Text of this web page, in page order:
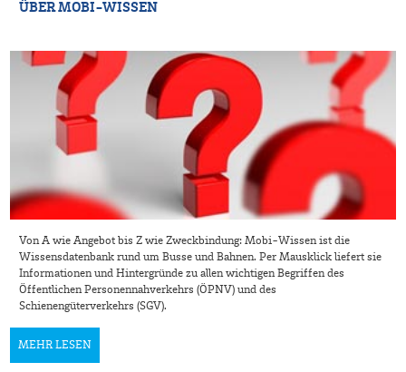
ÜBER MOBI-WISSEN
Von A wie Angebot bis Z wie Zweckbindung: Mobi-Wissen ist die
Wissensdatenbank rund um Busse und Bahnen. Per Mausklick liefert sie
Informationen und Hintergründe zu allen wichtigen Begriffen des
Öffentlichen Personennahverkehrs (ÖPNV) und des
Schienengüterverkehrs (SGV).
MEHR LESEN